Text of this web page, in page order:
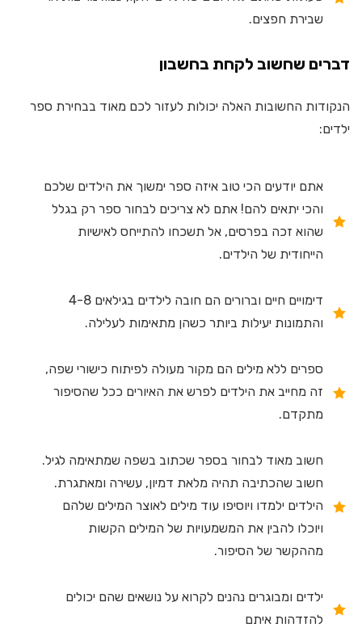
שבירת חפצים.
דברים שחשוב לקחת בחשבון
הנקודות החשובות האלה יכולות לעזור לכם מאוד בבחירת ספר
ילדים:
אתם יודעים הכי טוב איזה ספר ימשוך את הילדים שלכם
והכי יתאים להם! אתם לא צריכים לבחור ספר רק בגלל
שהוא זכה בפרסים, אל תשכחו להתייחס לאישיות
הייחודית של הילדים.
דימויים חיים וברורים הם חובה לילדים בגילאים 4-8
והתמונות יעילות ביותר כשהן מתאימות לעלילה.
ספרים ללא מילים הם מקור מעולה לפיתוח כישורי שפה,
זה מחייב את הילדים לפרש את האיורים ככל שהסיפור
מתקדם.
חשוב מאוד לבחור בספר שכתוב בשפה שמתאימה לגיל.
חשוב שהכתיבה תהיה מלאת דמיון, עשירה ומאתגרת.
הילדים ילמדו ויוסיפו עוד מילים לאוצר המילים שלהם
ויוכלו להבין את המשמעויות של המילים הקשות
מההקשר של הסיפור.
ילדים ומבוגרים נהנים לקרוא על נושאים שהם יכולים
להזדהות איתם